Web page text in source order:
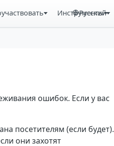
Инструменты
Русский
ошибок. Если у вас
посетителям (если будет).
они захотят